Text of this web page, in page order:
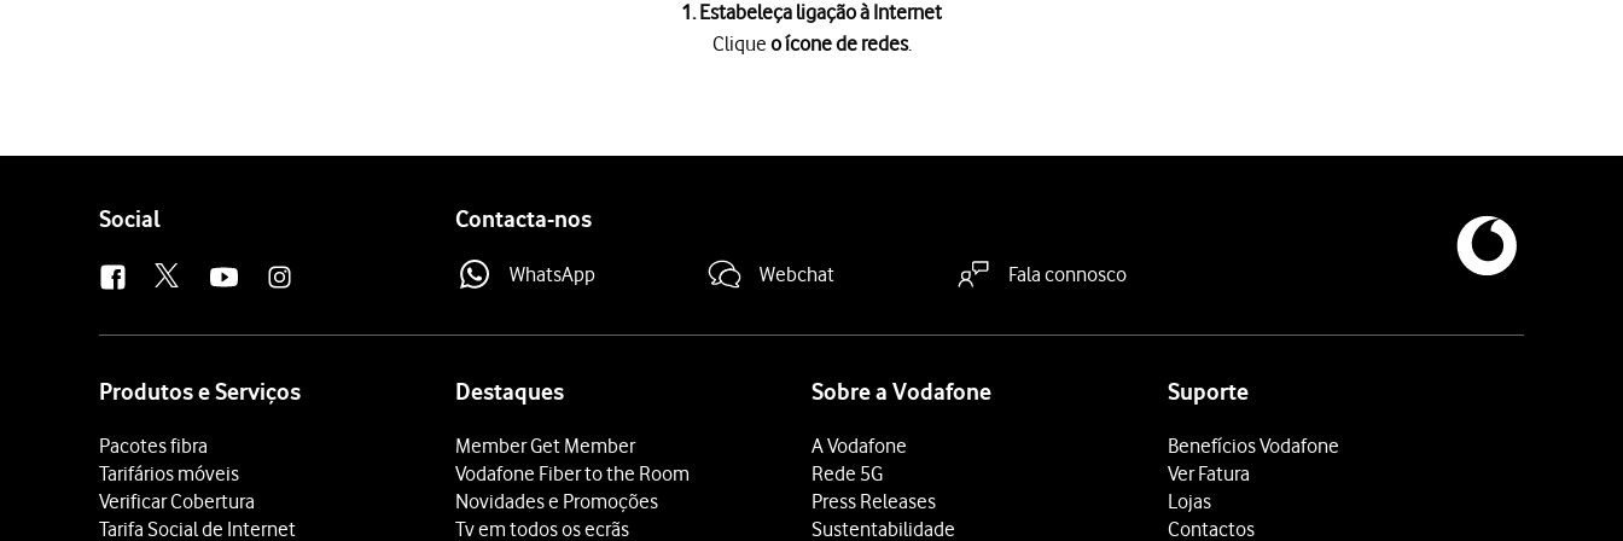
1. Estabeleça ligação à Internet
Cliqueo ícone de redes.
Follow
Social Contacta-nos
WhatsApp Webchat Fala connosco
Produtos e Serviços
Pacotes fibra
Tarifários móveis
Verificar Cobertura
Tarifa Social de Internet
Destaques
Member Get Member
Vodafone Fiber to the Room
Novidades e Promoções
Tv em todos os ecrãs
Sobre a Vodafone
A Vodafone
Rede 5G
Press Releases
Sustentabilidade
Suporte
Benefícios Vodafone
Ver Fatura
Lojas
Contactos